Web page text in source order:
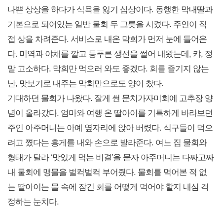
나쁜 상상을 하다가 식욕을 잃기 십상이다. 동행한 막내딸과
기본으로 되어있는 일반 물회 두 그릇을 시켰다. 주인이 직
접 상을 차려준다. 서비스로 내온 막회가 먼저 눈에 들어온
다. 미역과 야채를 깔고 등푸른 생선을 썰어 내왔는데, 캬, 정
말 고소하다. 막회만 먹으러 와도 좋겠다. 회를 즐기지 않는
난, 맛보기로 내주는 막회만으로도 양이 찼다.
기대하던 물회가 나왔다. 잘게 썬 문치가자미회에 고추장 양
념이 올라갔다. 엄마와 여행 온 딸아이를 기특하게 바라보던
주인 아주머니는 아예 옆자리에 앉아 버렸다. 식구들이 먹으
려고 쪘다는 홍게를 내와 손으로 발라준다. 여느 집 물회와
형태가 달라 ‘맛있게 먹는 비결’을 묻자 아주머니는 다짜고짜
내 물회에 맹물을 벌컥벌컥 부어줬다. 물회를 먹어본 적 없
는 딸아이는 물 속에 잠긴 회를 어떻게 먹어야 할지 내심 걱
정하는 눈치다.